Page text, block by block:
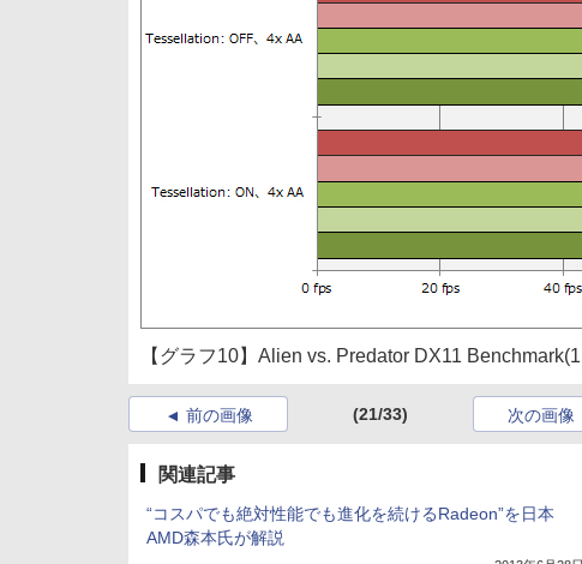
【グラフ10】Alien vs. Predator DX11
前の画像 (21/33) 次の画像
関連記事
“コスパでも絶対性能でも進化を続けるRadeon”を日本
AMD森本氏が解説